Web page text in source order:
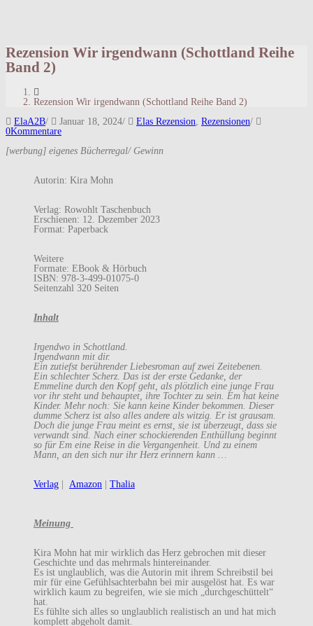
Rezension Wir irgendwann (Schottland Reihe
Band 2)
Rezension Wir irgendwann (Schottland Reihe Band 2)
ElaA2B/ Januar 18, 2024/ Elas Rezension Rezensionen/
0Kommentare
[werbung] eigenes Bücherregal/ Gewinn
Autorin: Kira Mohn
Verlag: Rowohlt Taschenbuch
Erschienen: 12. Dezember 2023
Format: Paperback
Weitere
Formate: EBook & Hörbuch
ISBN: 978-3-499-01075-0
Seitenzahl 320 Seiten
Inhalt
Irgendwo in Schottland.
Irgendwann mit dir.
Ein zutiefst berührender Liebesroman auf zwei Zeitebenen.
Ein schlechter Scherz. Das ist der erste Gedanke, der
Emmeline durch den Kopf geht, als plötzlich eine junge Frau
vor ihr steht und behauptet, ihre Tochter zu sein. Em hat keine
Kinder. Mehr noch: Sie kann keine Kinder bekommen. Dieser
dumme Scherz ist also alles andere als witzig. Er ist grausam.
Doch die junge Frau meint es ernst, sie ist überzeugt, dass sie
verwandt sind. Nach einer schockierenden Enthüllung beginnt
so für Em eine Reise in die Vergangenheit. Und zu einem
Mann, an den sich nur ihr Herz erinnern kann …
Verlag Amazon Thalia
Meinung
Kira Mohn hat mir wirklich das Herz gebrochen mit dieser
Geschichte und das mehrmals hintereinander.
Es ist unglaublich, was die Autorin mit ihrem Schreibstil bei
mir für eine Gefühlsachterbahn bei mir ausgelöst hat. Es war
wirklich kaum zu begreifen, wie sie mich „durchgeschüttelt“
hat.
Es fühlte sich alles so unglaublich realistisch an und hat mich
komplett abgeholt damit.